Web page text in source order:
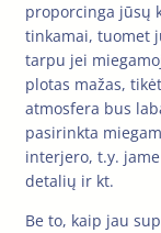
proporcinga jūsų
tinkamai, tuomet
tarpu jei
plotas mažas,
atmosfera bus
pasirinkta
interjero, t.y.
detalių ir kt.
Be to, kaip jau